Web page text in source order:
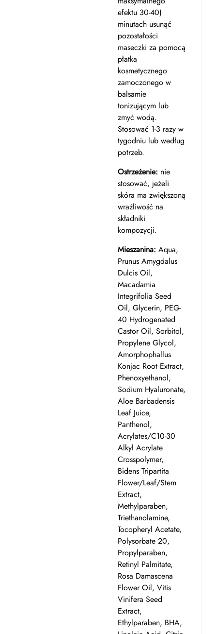
efektu 30-40)
minutach usunąć
pozostałości
maseczki za pomocą
płatka
kosmetycznego
zamoczonego w
balsamie
tonizującym lub
zmyć wodą.
Stosować 1-3 razy w
tygodniu lub według
potrzeb.
Ostrzeżenie: nie
stosować, jeżeli
skóra ma zwiększoną
wrażliwość na
składniki
kompozycji.
Mieszanina: Aqua,
Prunus Amygdalus
Dulcis Oil,
Macadamia
Integrifolia Seed
Oil, Glycerin, PEG-
40 Hydrogenated
Castor Oil, Sorbitol,
Propylene Glycol,
Amorphophallus
Konjac Root Extract,
Phenoxyethanol,
Sodium Hyaluronate,
Aloe Barbadensis
Leaf Juice,
Panthenol,
Acrylates/C10-30
Alkyl Acrylate
Crosspolymer,
Bidens Tripartita
Flower/Leaf/Stem
Extract,
Methylparaben,
Triethanolamine,
Tocopheryl Acetate,
Polysorbate 20,
Propylparaben,
Retinyl Palmitate,
Rosa Damascena
Flower Oil, Vitis
Vinifera Seed
Extract,
Ethylparaben, BHA,